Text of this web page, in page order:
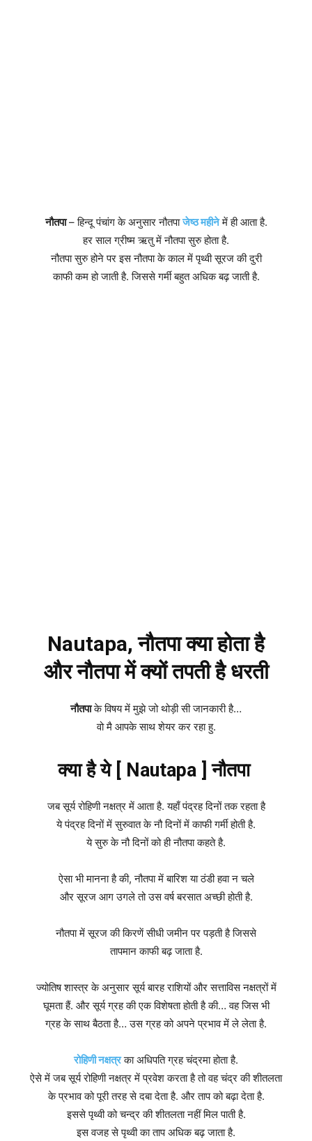
नौतपा– हिन्दू पंचांग के अनुसार नौतपाजेष्ठ महीनेमें ही आता है.
हर साल ग्रीष्म ऋतु में नौतपा सुरु होता है.
नौतपा सुरु होने पर इस नौतपा के काल में पृथ्वी सूरज की दुरी
काफी कम हो जाती है. जिससे गर्मी बहुत अधिक बढ़ जाती है.
Nautapa, नौतपा क्या होता है
और नौतपा में क्यों तपती है धरती
नौतपाके विषय में मुझे जो थोड़ी सी जानकारी है…
वो मै आपके साथ शेयर कर रहा हु.
क्या है ये [ Nautapa ] नौतपा
जब सूर्य रोहिणी नक्षत्र में आता है. यहाँ पंद्रह दिनों तक रहता है
ये पंद्रह दिनों में सुरुवात के नौ दिनों में काफी गर्मी होती है.
ये सुरु के नौ दिनों को ही नौतपा कहते है.
ऐसा भी मानना है की, नौतपा में बारिश या ठंडी हवा न चले
और सूरज आग उगले तो उस वर्ष बरसात अच्छी होती है.
नौतपा में सूरज की किरणें सीधी जमीन पर पड़ती है जिससे
तापमान काफी बढ़ जाता है.
ज्योतिष शास्त्र के अनुसार सूर्य बारह राशियों और सत्ताविस नक्षत्रों में
घूमता हैं. और सूर्य ग्रह की एक विशेषता होती है की… वह जिस भी
ग्रह के साथ बैठता है… उस ग्रह को अपने प्रभाव में ले लेता है.
रोहिणी नक्षत्रका अधिपति ग्रह चंद्रमा होता है.
ऐसे में जब सूर्य रोहिणी नक्षत्र में प्रवेश करता है तो वह चंद्र की शीतलता
के प्रभाव को पूरी तरह से दबा देता है. और ताप को बढ़ा देता है.
इससे पृथ्वी को चन्द्र की शीतलता नहीं मिल पाती है.
इस वजह से पृथ्वी का ताप अधिक बढ़ जाता है.